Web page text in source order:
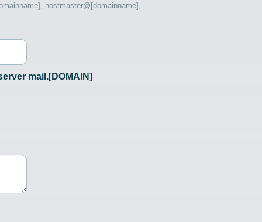
hostmaster@[domainname],
mail.[DOMAIN]